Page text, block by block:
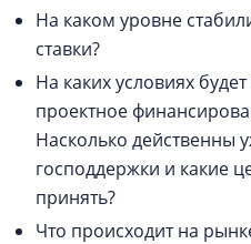
На каком уровне
ставки?
На каких условиях
проектное
Насколько
господдержки и какие
принять?
Что происходит на